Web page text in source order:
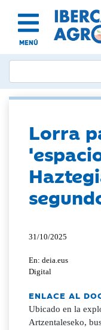
MENÚ
Lorra
31/10/2025
En: deia.eus
Digital
ENLACE AL
Ubicado en la
Artzentaleseko,